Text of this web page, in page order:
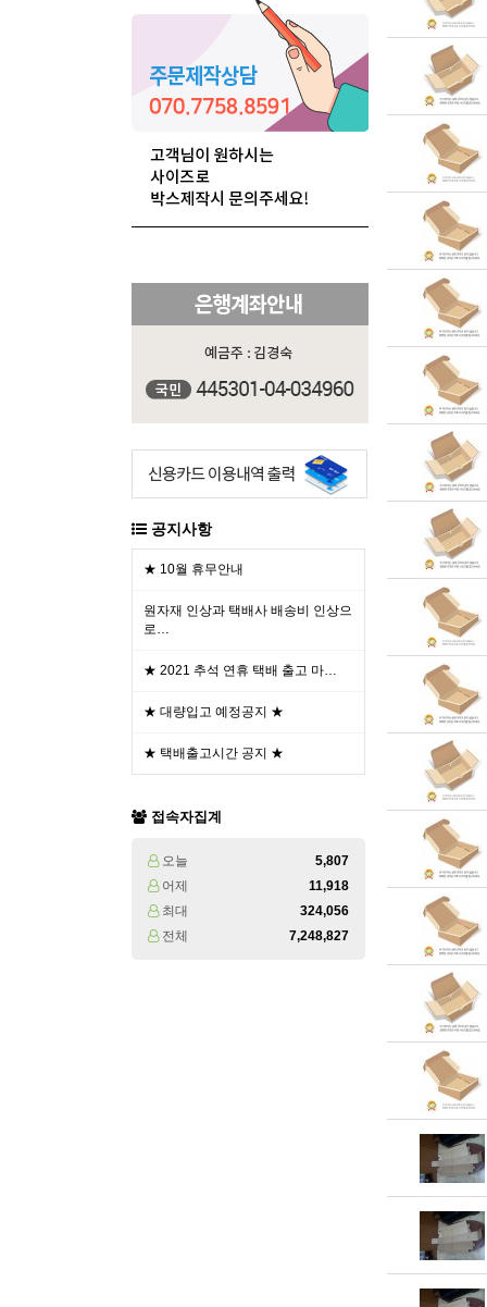
공지사항
★ 10월 휴무안내
원자재 인상과 택배사 배송비 인상으
로…
★ 2021 추석 연휴 택배 출고 마…
★ 대량입고 예정공지 ★
★ 택배출고시간 공지 ★
접속자집계
오늘
5,807
어제
11,918
최대
324,056
전체
7,248,827